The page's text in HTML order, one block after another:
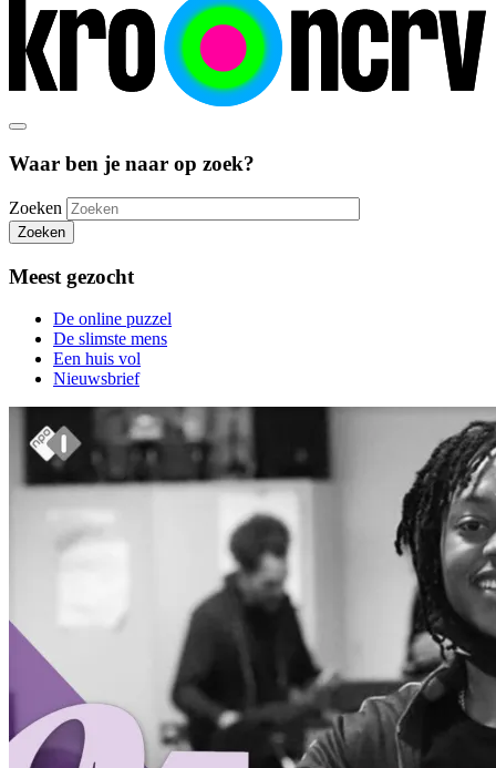
Waar ben je naar op zoek?
Zoeken
Zoeken
Meest gezocht
De online puzzel
De slimste mens
Een huis vol
Nieuwsbrief